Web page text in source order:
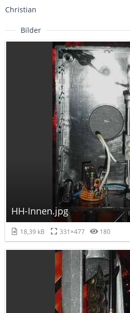
Christian
Bilder
HH-Innen.jpg
18,39 kB 331×477 180